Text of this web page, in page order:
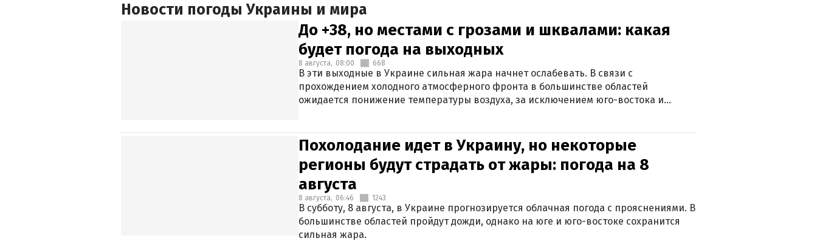
Новости погоды Украины и мира
До +38, но местами с грозами и шквалами: какая
будет погода на выходных
8 августа, 08:00 668
В эти выходные в Украине сильная жара начнет ослабевать. В связи с
прохождением холодного атмосферного фронта в большинстве областей
ожидается понижение температуры воздуха, за исключением юго-востока и
Похолодание идет в Украину, но некоторые
регионы будут страдать от жары: погода на 8
августа
8 августа, 06:46 1243
В субботу, 8 августа, в Украине прогнозируется облачная погода с прояснениями. В
большинстве областей пройдут дожди, однако на юге и юго-востоке сохранится
сильная жара.